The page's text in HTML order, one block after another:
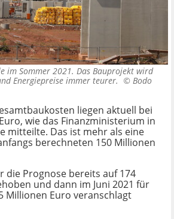
im Sommer 2021. Das Bauprojekt wird
Energiepreise immer teurer. © Bodo
liegen aktuell bei
wie das Finanzministerium in
mitteilte. Das ist mehr als eine
berechneten 150 Millionen
die Prognose bereits auf 174
und dann im Juni 2021 für
Millionen Euro veranschlagt